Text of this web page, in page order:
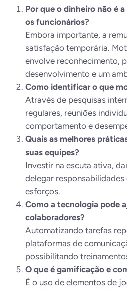
Por que o dinheiro não é
os funcionários?
Embora importante, a
satisfação temporária.
envolve reconhecimento,
desenvolvimento e um
Como identificar o que
Através de pesquisas
regulares, reuniões
comportamento e
Quais as melhores
suas equipes?
Investir na escuta ativa,
delegar responsabilidades
esforços.
Como a tecnologia pode
colaboradores?
Automatizando tarefas
plataformas de
possibilitando
O que é gamificação e
É o uso de elementos de